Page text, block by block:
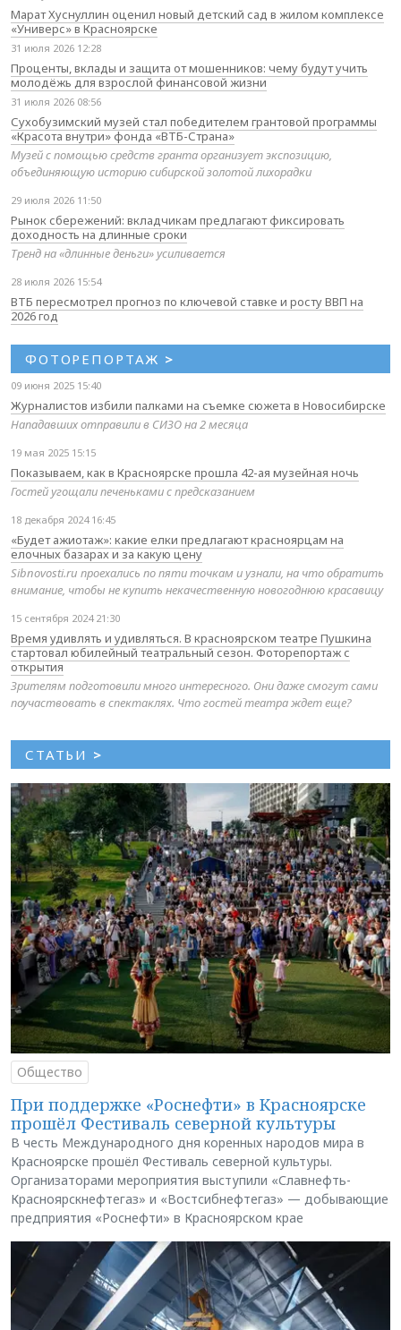
Марат Хуснуллин оценил новый детский сад в жилом комплексе
«Универс» в Красноярске
31 июля 2026 12:28
Проценты, вклады и защита от мошенников: чему будут учить
молодёжь для взрослой финансовой жизни
31 июля 2026 08:56
Сухобузимский музей стал победителем грантовой программы
«Красота внутри» фонда «ВТБ-Страна»
Музей с помощью средств гранта организует экспозицию,
объединяющую историю сибирской золотой лихорадки
29 июля 2026 11:50
Рынок сбережений: вкладчикам предлагают фиксировать
доходность на длинные сроки
Тренд на «длинные деньги» усиливается
28 июля 2026 15:54
ВТБ пересмотрел прогноз по ключевой ставке и росту ВВП на
2026 год
ФОТОРЕПОРТАЖ >
09 июня 2025 15:40
Журналистов избили палками на съемке сюжета в Новосибирске
Нападавших отправили в СИЗО на 2 месяца
19 мая 2025 15:15
Показываем, как в Красноярске прошла 42-ая музейная ночь
Гостей угощали печеньками с предсказанием
18 декабря 2024 16:45
«Будет ажиотаж»: какие елки предлагают красноярцам на
елочных базарах и за какую цену
Sibnovosti.ru проехались по пяти точкам и узнали, на что обратить
внимание, чтобы не купить некачественную новогоднюю красавицу
15 сентября 2024 21:30
Время удивлять и удивляться. В красноярском театре Пушкина
стартовал юбилейный театральный сезон. Фоторепортаж с
открытия
Зрителям подготовили много интересного. Они даже смогут сами
поучаствовать в спектаклях. Что гостей театра ждет еще?
СТАТЬИ >
Общество
При поддержке «Роснефти» в Красноярске
прошёл Фестиваль северной культуры
В честь Международного дня коренных народов мира в
Красноярске прошёл Фестиваль северной культуры.
Организаторами мероприятия выступили «Славнефть-
Красноярскнефтегаз» и «Востсибнефтегаз» — добывающие
предприятия «Роснефти» в Красноярском крае